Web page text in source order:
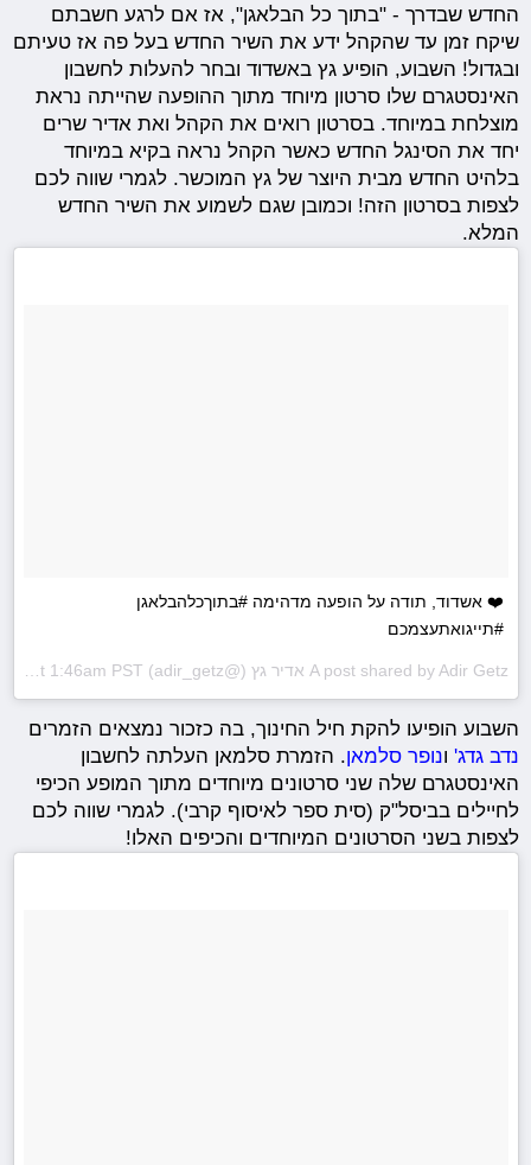
החדש שבדרך - "בתוך כל הבלאגן", אז אם לרגע חשבתם
שיקח זמן עד שהקהל ידע את השיר החדש בעל פה אז טעיתם
ובגדול! השבוע, הופיע גץ באשדוד ובחר להעלות לחשבון
האינסטגרם שלו סרטון מיוחד מתוך ההופעה שהייתה נראת
מוצלחת במיוחד. בסרטון רואים את הקהל ואת אדיר שרים
יחד את הסינגל החדש כאשר הקהל נראה בקיא במיוחד
בלהיט החדש מבית היוצר של גץ המוכשר. לגמרי שווה לכם
לצפות בסרטון הזה! וכמובן שגם לשמוע את השיר החדש
המלא.
❤️ אשדוד, תודה על הופעה מדהימה #בתוךכלהבלאגן
#תייגואתעצמכם
A post shared by Adir Getz אדיר גץ (@adir_getz) on Nov 16, 2017 at 1:46am PST
השבוע הופיעו להקת חיל החינוך, בה כזכור נמצאים הזמרים
נדב גדג' ונופר סלמאן. הזמרת סלמאן העלתה לחשבון
האינסטגרם שלה שני סרטונים מיוחדים מתוך המופע הכיפי
לחיילים בביסל"ק (סית ספר לאיסוף קרבי). לגמרי שווה לכם
לצפות בשני הסרטונים המיוחדים והכיפים האלו!